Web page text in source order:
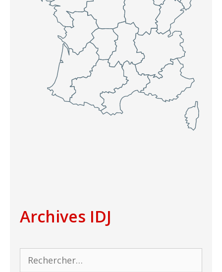
Archives IDJ
Rechercher :